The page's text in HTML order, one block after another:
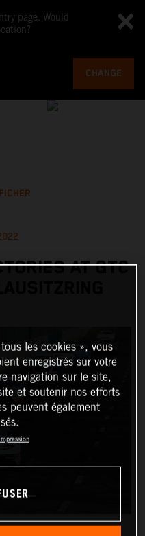
page. Would
CHANGE
AT GTC
les cookies », vous
enregistrés sur votre
navigation sur le site,
et soutenir nos efforts
peuvent également
Impression